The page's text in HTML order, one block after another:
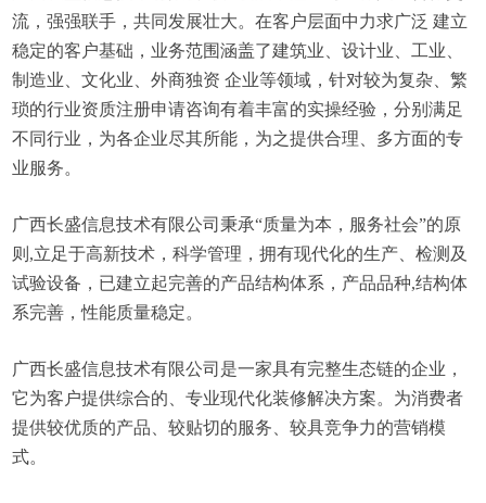
流，强强联手，共同发展壮大。在客户层面中力求广泛 建立
稳定的客户基础，业务范围涵盖了建筑业、设计业、工业、
制造业、文化业、外商独资 企业等领域，针对较为复杂、繁
琐的行业资质注册申请咨询有着丰富的实操经验，分别满足
不同行业，为各企业尽其所能，为之提供合理、多方面的专
业服务。
广西长盛信息技术有限公司秉承“质量为本，服务社会”的原
则,立足于高新技术，科学管理，拥有现代化的生产、检测及
试验设备，已建立起完善的产品结构体系，产品品种,结构体
系完善，性能质量稳定。
广西长盛信息技术有限公司是一家具有完整生态链的企业，
它为客户提供综合的、专业现代化装修解决方案。为消费者
提供较优质的产品、较贴切的服务、较具竞争力的营销模
式。